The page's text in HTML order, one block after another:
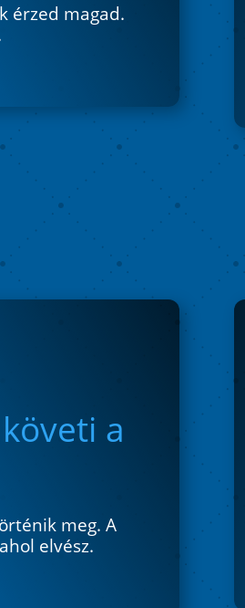
érzed magad.
a
meg. A
elvész.